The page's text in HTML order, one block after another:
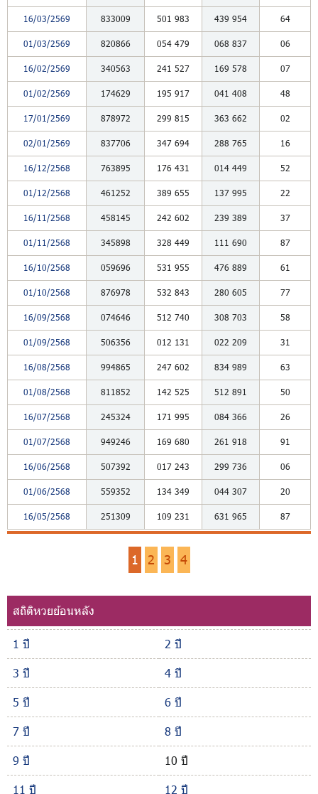
16/03/2569 833009 501 983 439 954 64
01/03/2569 820866 054 479 068 837 06
16/02/2569 340563 241 527 169 578 07
01/02/2569 174629 195 917 041 408 48
17/01/2569 878972 299 815 363 662 02
02/01/2569 837706 347 694 288 765 16
16/12/2568 763895 176 431 014 449 52
01/12/2568 461252 389 655 137 995 22
16/11/2568 458145 242 602 239 389 37
01/11/2568 345898 328 449 111 690 87
16/10/2568 059696 531 955 476 889 61
01/10/2568 876978 532 843 280 605 77
16/09/2568 074646 512 740 308 703 58
01/09/2568 506356 012 131 022 209 31
16/08/2568 994865 247 602 834 989 63
01/08/2568 811852 142 525 512 891 50
16/07/2568 245324 171 995 084 366 26
01/07/2568 949246 169 680 261 918 91
16/06/2568 507392 017 243 299 736 06
01/06/2568 559352 134 349 044 307 20
16/05/2568 251309 109 231 631 965 87
1 2 3 4
สถิติหวยย้อนหลัง
1 ปี
2 ปี
3 ปี
4 ปี
5 ปี
6 ปี
7 ปี
8 ปี
9 ปี
10 ปี
11 ปี
12 ปี